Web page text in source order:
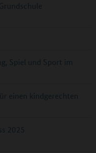
Spiel und Sport im
einen kindgerechten
2025